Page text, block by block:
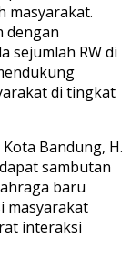
masyarakat.
dengan
sejumlah RW di
di tingkat
Bandung, H.
sambutan
baru
masyarakat
interaksi